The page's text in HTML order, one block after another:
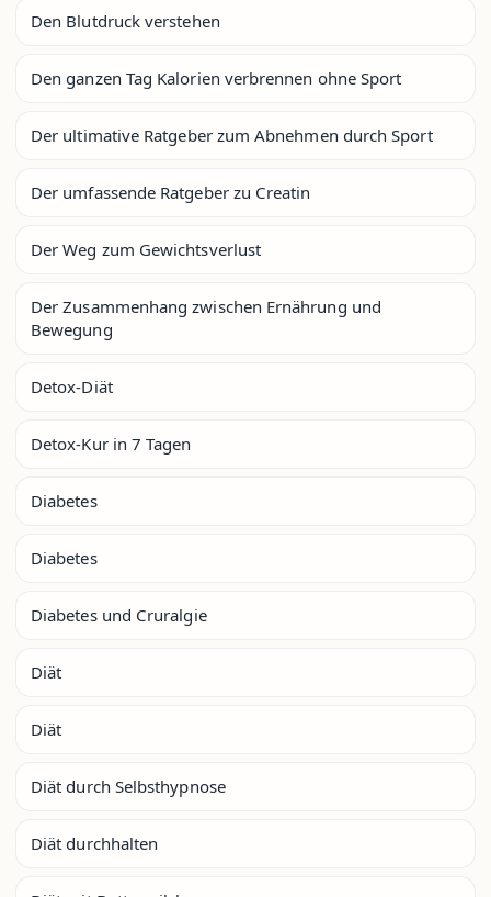
Den Blutdruck verstehen
Den ganzen Tag Kalorien verbrennen ohne Sport
Der ultimative Ratgeber zum Abnehmen durch Sport
Der umfassende Ratgeber zu Creatin
Der Weg zum Gewichtsverlust
Der Zusammenhang zwischen Ernährung und
Bewegung
Detox-Diät
Detox-Kur in 7 Tagen
Diabetes
Diabetes
Diabetes und Cruralgie
Diät
Diät
Diät durch Selbsthypnose
Diät durchhalten